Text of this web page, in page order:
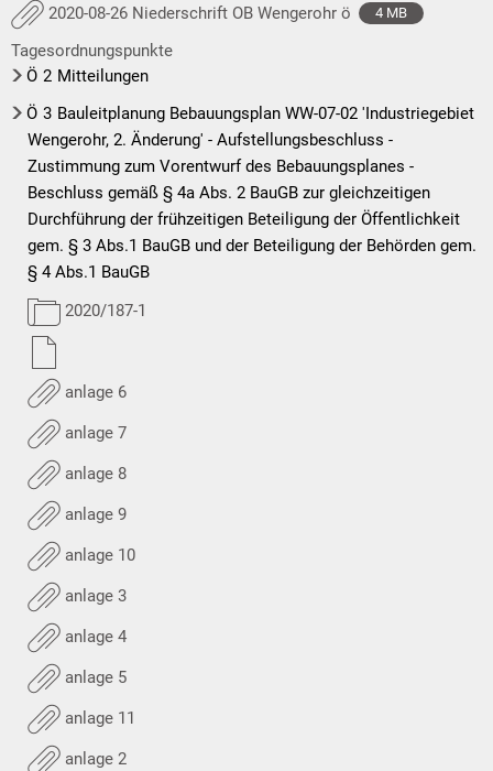
2020-08-26 Niederschrift OB Wengerohr ö 4 MB
Tagesordnungspunkte
Ö 2 Mitteilungen
Ö 3 Bauleitplanung Bebauungsplan WW-07-02 'Industriegebiet
Wengerohr, 2. Änderung' - Aufstellungsbeschluss -
Zustimmung zum Vorentwurf des Bebauungsplanes -
Beschluss gemäß § 4a Abs. 2 BauGB zur gleichzeitigen
Durchführung der frühzeitigen Beteiligung der Öffentlichkeit
gem. § 3 Abs.1 BauGB und der Beteiligung der Behörden gem.
§ 4 Abs.1 BauGB
2020/187-1
anlage 6
anlage 7
anlage 8
anlage 9
anlage 10
anlage 3
anlage 4
anlage 5
anlage 11
anlage 2